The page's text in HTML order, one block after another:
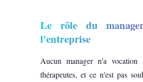
Le rôle du
l'entreprise
Aucun manager n'a
thérapeutes, et ce n'est pas